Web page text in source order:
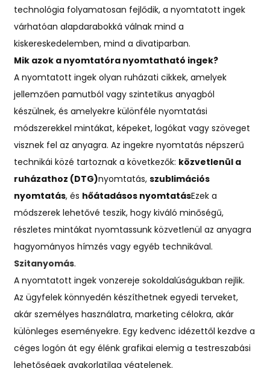
technológia folyamatosan fejlődik, a nyomtatott ingek
várhatóan alapdarabokká válnak mind a
kiskereskedelemben, mind a divatiparban.
Mik azok a nyomtatóra nyomtatható ingek?
A nyomtatott ingek olyan ruházati cikkek, amelyek
jellemzően pamutból vagy szintetikus anyagból
készülnek, és amelyekre különféle nyomtatási
módszerekkel mintákat, képeket, logókat vagy szöveget
visznek fel az anyagra. Az ingekre nyomtatás népszerű
technikái közé tartoznak a következők: közvetlenül a
ruházathoz (DTG)nyomtatás, szublimációs
nyomtatás, és hőátadásos nyomtatásEzek a
módszerek lehetővé teszik, hogy kiváló minőségű,
részletes mintákat nyomtassunk közvetlenül az anyagra
hagyományos hímzés vagy egyéb technikával.
Szitanyomás.
A nyomtatott ingek vonzereje sokoldalúságukban rejlik.
Az ügyfelek könnyedén készíthetnek egyedi terveket,
akár személyes használatra, marketing célokra, akár
különleges eseményekre. Egy kedvenc idézettől kezdve a
céges logón át egy élénk grafikai elemig a testreszabási
lehetőségek gyakorlatilag végtelenek.